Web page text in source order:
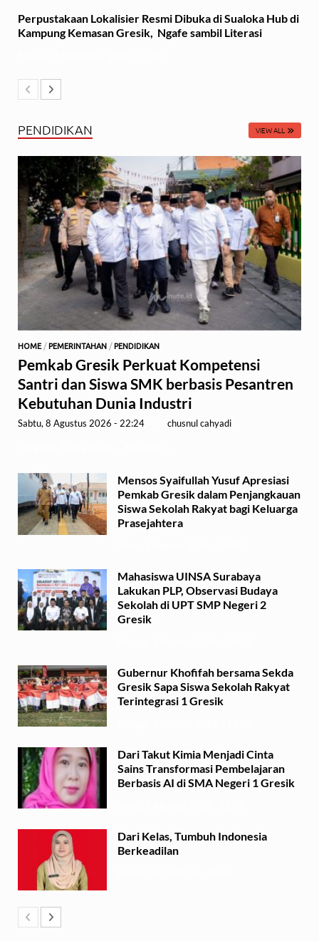
Perpustakaan Lokalisier Resmi Dibuka di Sualoka Hub di
Kampung Kemasan Gresik, Ngafe sambil Literasi
PENDIDIKAN VIEW ALL
HOME/ PEMERINTAHAN / PENDIDIKAN
Pemkab Gresik Perkuat Kompetensi
Santri dan Siswa SMK berbasis Pesantren
Kebutuhan Dunia Industri
Sabtu, 8 Agustus 2026 - 22:24 chusnul cahyadi
Mensos Syaifullah Yusuf Apresiasi
Pemkab Gresik dalam Penjangkauan
Siswa Sekolah Rakyat bagi Keluarga
Prasejahtera
Mahasiswa UINSA Surabaya
Lakukan PLP, Observasi Budaya
Sekolah di UPT SMP Negeri 2
Gresik
Gubernur Khofifah bersama Sekda
Gresik Sapa Siswa Sekolah Rakyat
Terintegrasi 1 Gresik
Dari Takut Kimia Menjadi Cinta
Sains Transformasi Pembelajaran
Berbasis AI di SMA Negeri 1 Gresik
Dari Kelas, Tumbuh Indonesia
Berkeadilan